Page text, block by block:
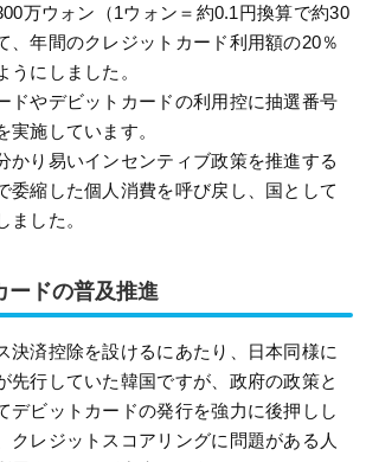
万ウォン（1ウォン＝約0.1円換算で約30
、年間のクレジットカード利用額の20％
うにしました。
ドやデビットカードの利用控に抽選番号
実施しています。
かり易いインセンティブ政策を推進する
委縮した個人消費を呼び戻し、国として
ました。
ードの普及推進
決済控除を設けるにあたり、日本同様に
先行していた韓国ですが、政府の政策と
デビットカードの発行を強力に後押しし
クレジットスコアリングに問題がある人